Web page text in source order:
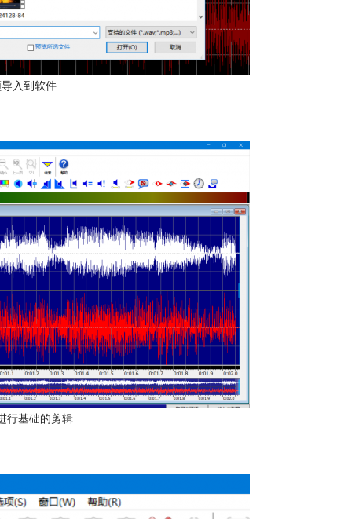
入到软件
行基础的剪辑